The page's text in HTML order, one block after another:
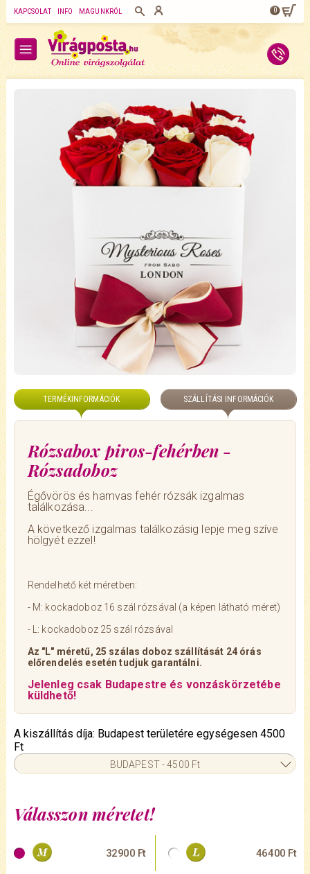
KAPCSOLAT INFO MAGUNKRÓL 0
TERMÉKINFORMÁCIÓK SZÁLLÍTÁSI INFORMÁCIÓK
Rózsabox piros-fehérben -
Rózsadoboz
Égővörös és hamvas fehér rózsák izgalmas
találkozása...
A következő izgalmas találkozásig lepje meg szíve
hölgyét ezzel!
Rendelhető két méretben:
- M: kockadoboz 16 szál rózsával (a képen látható méret)
- L: kockadoboz 25 szál rózsával
Az "L" méretű, 25 szálas doboz szállítását 24 órás
előrendelés esetén tudjuk garantálni.
Jelenleg csak Budapestre és vonzáskörzetébe
küldhető!
Válasszon méretet!
32900 Ft 46400 Ft
A kiszállítás díja: Budapest területére egységesen 4500
Ft
BUDAPEST - 4500 Ft